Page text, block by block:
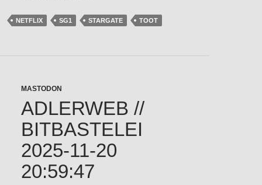
NETFLIX SG1 STARGATE TOOT
MASTODON
ADLERWEB //
BITBASTELEI
2025-11-20
20:59:47